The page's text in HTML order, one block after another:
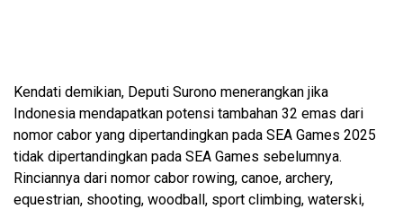
Kendati demikian, Deputi Surono menerangkan jika
Indonesia mendapatkan potensi tambahan 32 emas dari
nomor cabor yang dipertandingkan pada SEA Games 2025
tidak dipertandingkan pada SEA Games sebelumnya.
Rinciannya dari nomor cabor rowing, canoe, archery,
equestrian, shooting, woodball, sport climbing, waterski,